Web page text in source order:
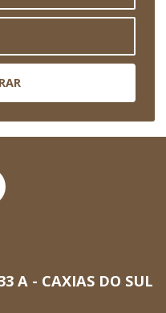
A - CAXIAS DO SUL